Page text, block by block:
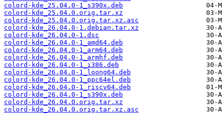
colord-kde_25.04.0-1_s390x.deb
colord-kde_25.04.0.orig.tar.xz
colord-kde_25.04.0.orig.tar.xz.asc
colord-kde_26.04.0-1.debian.tar.xz
colord-kde_26.04.0-1.dsc
colord-kde_26.04.0-1_amd64.deb
colord-kde_26.04.0-1_arm64.deb
colord-kde_26.04.0-1_armhf.deb
colord-kde_26.04.0-1_i386.deb
colord-kde_26.04.0-1_loong64.deb
colord-kde_26.04.0-1_ppc64el.deb
colord-kde_26.04.0-1_riscv64.deb
colord-kde_26.04.0-1_s390x.deb
colord-kde_26.04.0.orig.tar.xz
colord-kde_26.04.0.orig.tar.xz.asc